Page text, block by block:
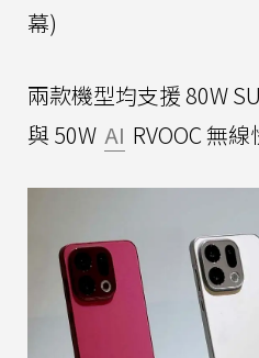
幕)
兩款機型均支援 80W
與 50W AI RVOOC 無線